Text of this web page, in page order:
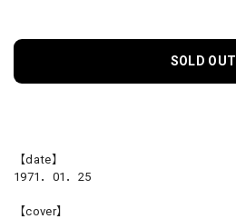
SOLD OUT
【date】
1971．01．25
【cover】